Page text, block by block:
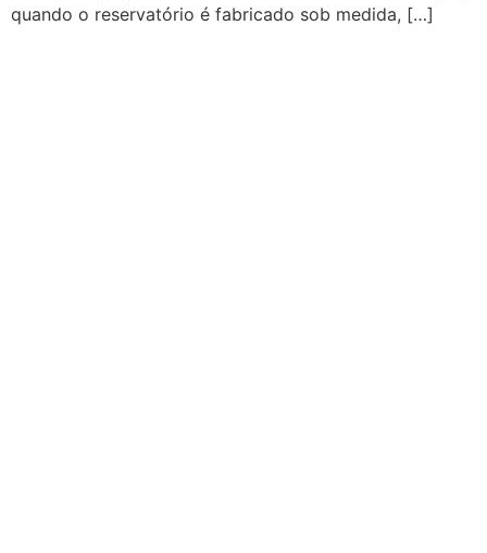
quando o reservatório é fabricado sob medida, […]